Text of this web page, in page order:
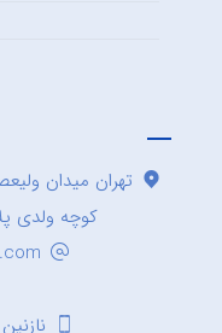
تهران میدان
کوچه ولدی پلاک ۳۹ ساختمان
نازنین